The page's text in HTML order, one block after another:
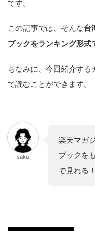
です。
この記事では、そんな台
ブックをランキング形式
ちなみに、今回紹介する
で読むことができます。
saku
楽天マガ
ブックを
で見れる